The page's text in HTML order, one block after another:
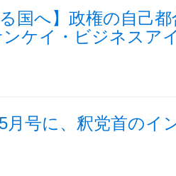
る国へ】政権の自己
ンケイ・ビジネスア
5月号に、釈党首のイ